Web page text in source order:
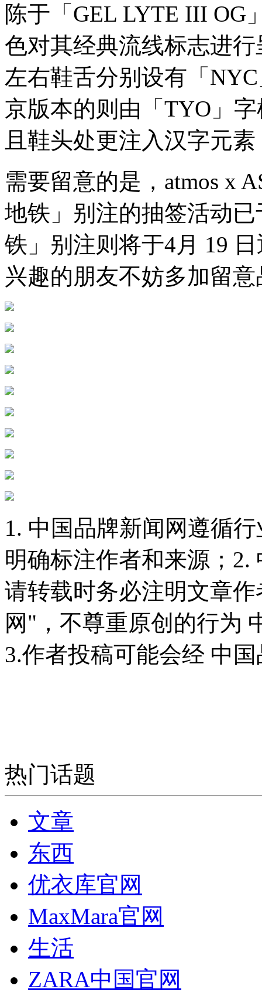
陈于「GEL LYTE III OG
色对其经典流线标志进
左右鞋舌分别设有「
京版本的则由「TYO」
且鞋头处更注入汉字元
需要留意的是，atmos x
地铁」别注的抽签活动
铁」别注则将于4月 19
兴趣的朋友不妨多加留
1. 中国品牌新闻网遵循
明确标注作者和来源；
请转载时务必注明文章
网"，不尊重原创的行为
3.作者投稿可能会经 中
热门话题
文章
东西
优衣库官网
MaxMara官网
生活
ZARA中国官网